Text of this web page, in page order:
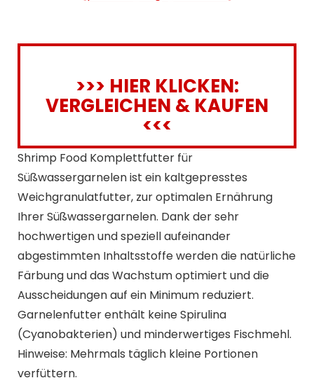
>>> HIER KLICKEN:
VERGLEICHEN & KAUFEN
<<<
Shrimp Food Komplettfutter für
Süßwassergarnelen ist ein kaltgepresstes
Weichgranulatfutter, zur optimalen Ernährung
Ihrer Süßwassergarnelen. Dank der sehr
hochwertigen und speziell aufeinander
abgestimmten Inhaltsstoffe werden die natürliche
Färbung und das Wachstum optimiert und die
Ausscheidungen auf ein Minimum reduziert.
Garnelenfutter enthält keine Spirulina
(Cyanobakterien) und minderwertiges Fischmehl.
Hinweise: Mehrmals täglich kleine Portionen
verfüttern.